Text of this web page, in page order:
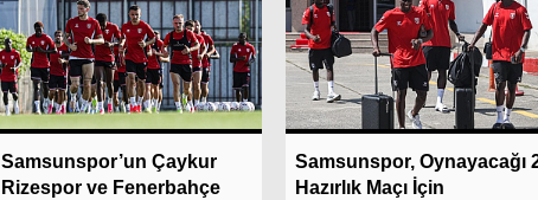
Son Dakika
Samsunspor’un Çaykur
Rizespor ve Fenerbahçe
Son
Samsunspor, Oynayacağı
Hazırlık Maçı İçin